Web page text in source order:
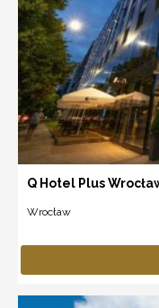
Q Hotel Plus
Wrocław